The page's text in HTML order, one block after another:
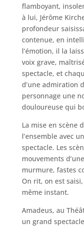
flamboyant,
à lui, Jérôme
profondeur
contenue, en
l’émotion, il la
voix grave,
spectacle, et
d’une admiration
personnage une
douloureuse qui
La mise en scène
l’ensemble avec
spectacle. Les
mouvements
murmure, fastes
On rit, on est
même instant.
Amadeus, au
un grand